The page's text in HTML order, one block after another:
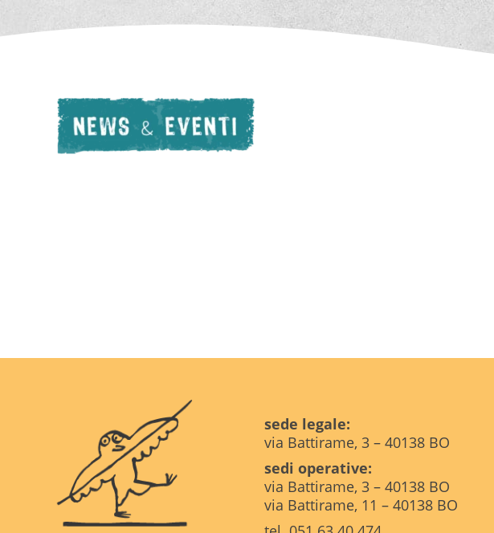
sede legale:
via Battirame, 3 – 40138 BO
sedi operative:
via Battirame, 3 – 40138 BO
via Battirame, 11 – 40138 BO